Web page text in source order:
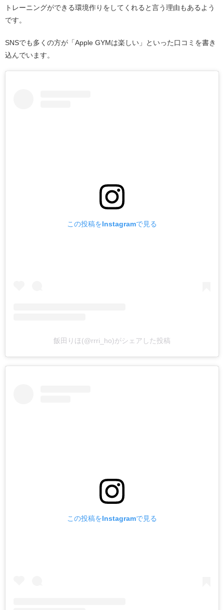
トレーニングができる環境作りをしてくれると言う理由もあるよう
です。
SNSでも多くの方が「Apple GYMは楽しい」といった口コミを書き
込んでいます。
この投稿をInstagramで見る
飯田りほ(@rrri_ho)がシェアした投稿
この投稿をInstagramで見る